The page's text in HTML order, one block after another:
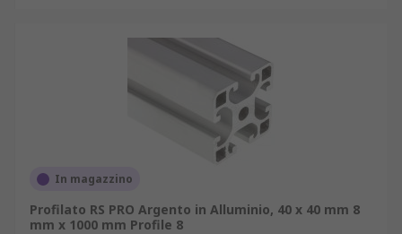
In magazzino
Profilato RS PRO Argento in Alluminio, 40 x 40 mm 8
mm x 1000 mm Profile 8